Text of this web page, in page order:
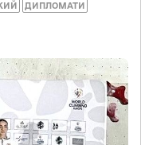
ДИПЛОМАТИ